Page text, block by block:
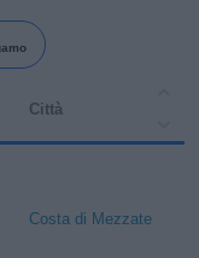
Città
Costa di Mezzate